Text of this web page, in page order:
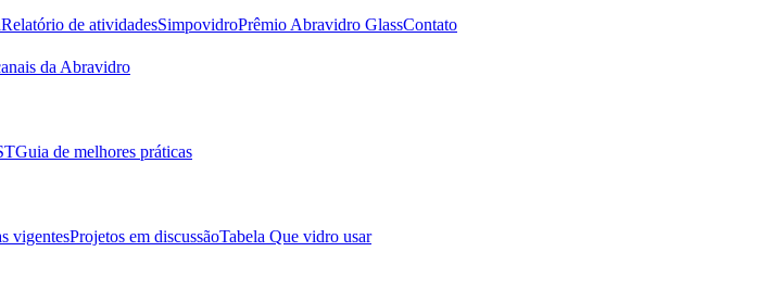
Relatório de atividadesSimpovidroPrêmio Abravidro GlassContato
da Abravidro
Guia de melhores práticas
vigentesProjetos em discussãoTabela Que vidro usar